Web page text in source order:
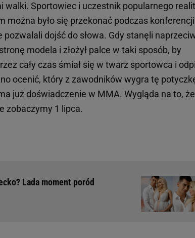
Sportowiec i uczestnik popularnego
można było się przekonać podczas
dojść do słowa. Gdy stanęli
modela i złożył palce w taki sposób, by
cały czas śmiał się w twarz sportowca i
ocenić, który z zawodników wygra tę
już doświadczenie w MMA. Wygląda na to,
zobaczymy 1 lipca.
Lada moment poród